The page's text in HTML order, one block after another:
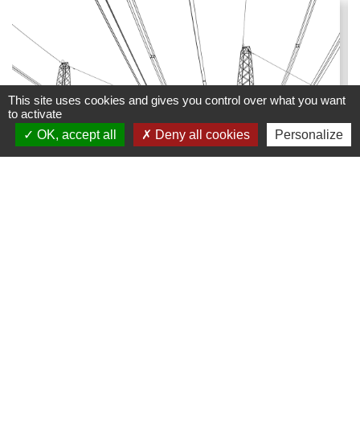
This site uses cookies and gives you control over what you want
to activate
OK, accept all
Deny all cookies Personalize